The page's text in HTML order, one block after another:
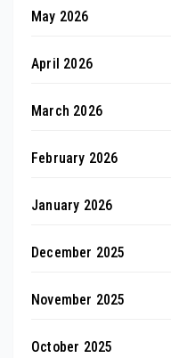
May 2026
April 2026
March 2026
February 2026
January 2026
December 2025
November 2025
October 2025